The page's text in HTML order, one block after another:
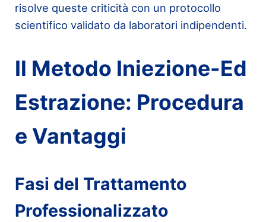
risolve queste criticità con un protocollo
scientifico validato da laboratori indipendenti.
Il Metodo Iniezione-Ed
Estrazione: Procedura
e Vantaggi
Fasi del Trattamento
Professionalizzato